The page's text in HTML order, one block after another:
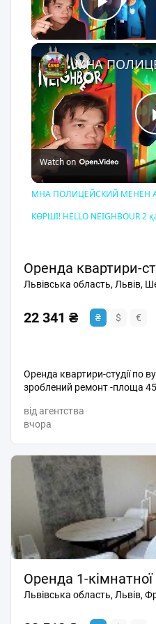
транспорту. Ціна: 600 $ +
13337 Телефонуйте або
організуємо перегляд!
Play
Watch on
МНА ПОЛИЦЕЙСКИЙ МЕНЕН
КӨРШІ! HELLO NEIGHBOUR 2
Оренда квартири-
Львівська область, Львів,
22 341 ₴ ₴ $ €
Оренда квартири-студії по
зроблений ремонт -площа
від агентства
вчора
Львівська область, Львів,